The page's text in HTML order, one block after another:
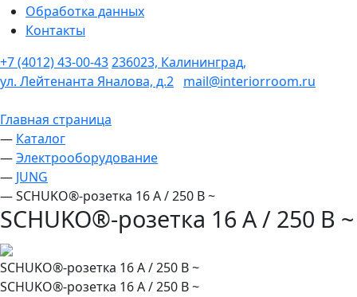
Обработка данных
Контакты
+7 (4012) 43-00-43236023, Калининград,
ул. Лейтенанта Яналова, д.2 mail@interiorroom.ru
Главная страница
— Каталог
—Электрооборудование
— JUNG
—SCHUKO®-розетка 16 A / 250 B ~
SCHUKO®-розетка 16 A / 250 B ~
SCHUKO®-розетка 16 A / 250 B ~
SCHUKO®-розетка 16 A / 250 B ~